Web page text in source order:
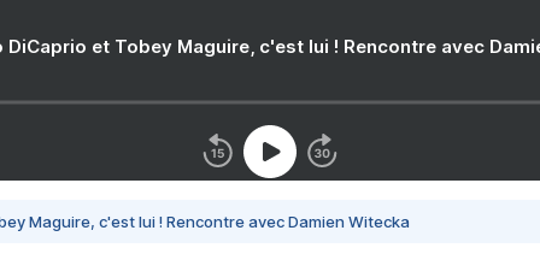
DiCaprio et Tobey Maguire, c'est lui ! Rencontre avec
Maguire, c'est lui ! Rencontre avec Damien Witecka